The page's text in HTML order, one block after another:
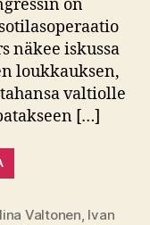
on
näkee iskussa
loukkauksen,
valtiolle
[…]
Valtonen, Ivan